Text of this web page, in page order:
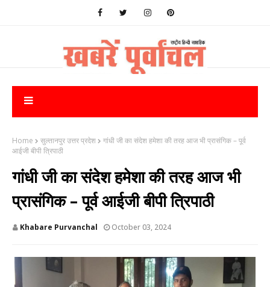
Home सुल्तानपुर उत्तर प्रदेश
गांधी जी का संदेश हमेशा की तरह आज भी प्रासंगिक – पूर्व
आईजी बीपी त्रिपाठी
गांधी जी का संदेश हमेशा की तरह आज भी
प्रासंगिक – पूर्व आईजी बीपी त्रिपाठी
Khabare Purvanchal October 03, 2024